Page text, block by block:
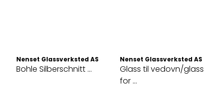
Nenset Glassverksted AS
Bohle Silberschnitt ...
Nenset Glassverksted AS
Glass til vedovn/glass
for ...